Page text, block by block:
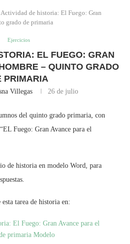
Actividad de historia: El Fuego: Gran
grado de primaria
Ejercicios
EL FUEGO: GRAN
– QUINTO GRADO
PRIMARIA
Villegas 26 de julio
del quinto grado primaria, con
Fuego: Gran Avance para el
de historia en modelo Word, para
tarea de historia en:
El Fuego: Gran Avance para el
primaria Modelo